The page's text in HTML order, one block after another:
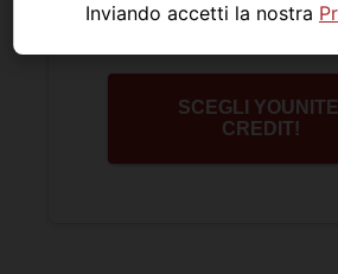
a un’assicurazione facoltativa.
SCEGLI
CREDIT!
Inviando accetti la nostra